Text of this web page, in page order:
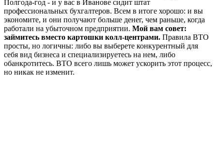
Полгода-год - и у вас в Иванове сидит штат
профессиональных бухгалтеров. Всем в итоге хорошо: и вы
экономите, и они получают больше денег, чем раньше, когда
работали на убыточном предприятии. Мой вам совет:
займитесь вместо картошки колл-центрами. Правила ВТО
просты, но логичны: либо вы выберете конкурентный для
себя вид бизнеса и специализируетесь на нем, либо
обанкротитесь. ВТО всего лишь может ускорить этот процесс,
но никак не изменит.